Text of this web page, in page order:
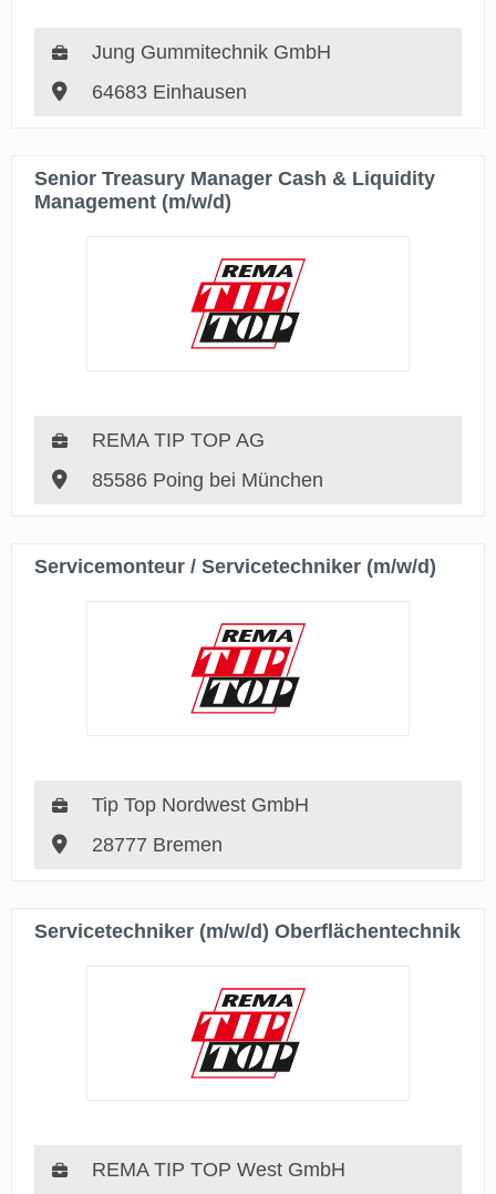
Jung Gummitechnik GmbH
64683 Einhausen
Senior Treasury Manager Cash & Liquidity
Management (m/w/d)
REMA TIP TOP AG
85586 Poing bei München
Servicemonteur / Servicetechniker (m/w/d)
Tip Top Nordwest GmbH
28777 Bremen
Servicetechniker (m/w/d) Oberflächentechnik
REMA TIP TOP West GmbH